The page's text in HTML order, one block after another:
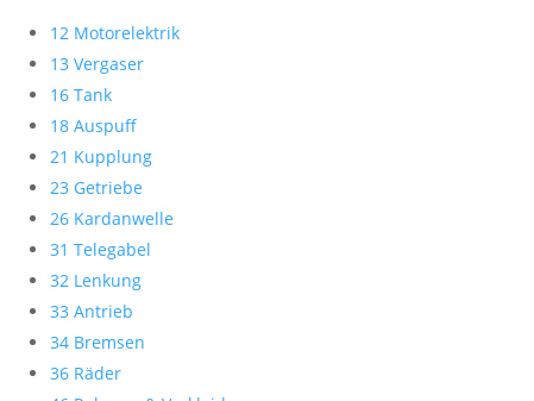
12 Motorelektrik
13 Vergaser
16 Tank
18 Auspuff
21 Kupplung
23 Getriebe
26 Kardanwelle
31 Telegabel
32 Lenkung
33 Antrieb
34 Bremsen
36 Räder